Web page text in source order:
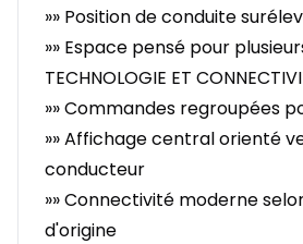
»» Position de conduite
»» Espace pensé pour
TECHNOLOGIE ET
»» Commandes regroupées
»» Affichage central orienté
conducteur
»» Connectivité moderne
d'origine